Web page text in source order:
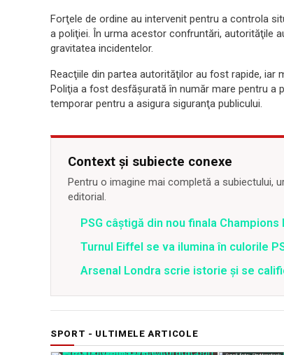
Forţele de ordine au intervenit pentru a controla
a poliţiei. În urma acestor confruntări, autorităţile
gravitatea incidentelor.
Reacţiile din partea autorităţilor au fost rapide,
Poliţia a fost desfăşurată în număr mare pentru a
temporar pentru a asigura siguranţa publicului.
Context și subiecte conexe
Pentru o imagine mai completă a subiectului,
editorial.
PSG câștigă din nou finala
Turnul Eiffel se va ilumina în culorile
Arsenal Londra scrie istorie și se
SPORT - ULTIMELE ARTICOLE